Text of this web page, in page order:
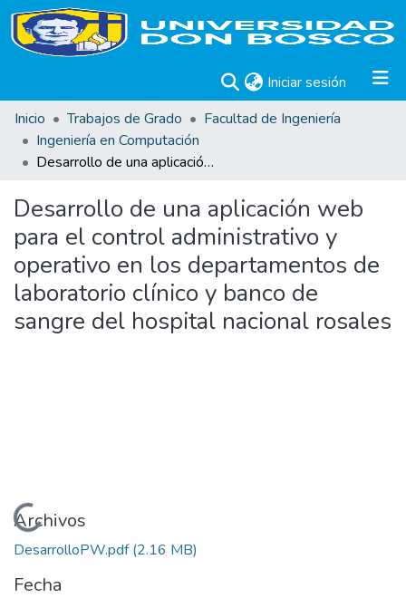
Iniciar sesión (current)
Inicio
Trabajos de Grado
Facultad de Ingeniería
Ingeniería en Computación
Desarrollo de una aplicación web para el control administrativo y operativo en los departamentos de laboratorio clínico y banco de sangre del hospital nacional rosales
Desarrollo de una aplicación web
para el control administrativo y
operativo en los departamentos de
laboratorio clínico y banco de
sangre del hospital nacional rosales
Cargando...
Archivos
DesarrolloPW.pdf(2.16 MB)
Fecha